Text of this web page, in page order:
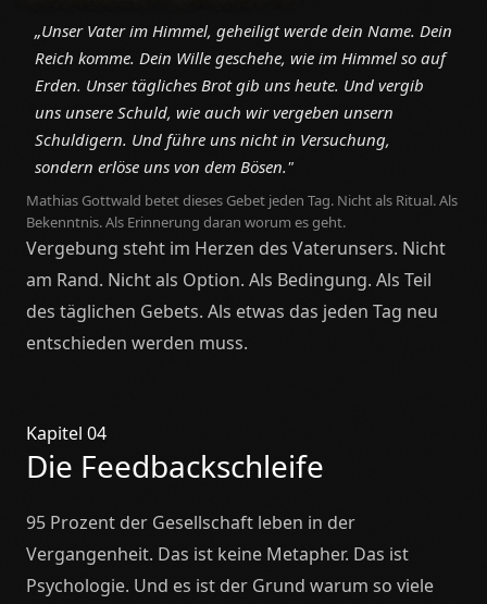
„Unser Vater im Himmel, geheiligt werde dein Name. Dein
Reich komme. Dein Wille geschehe, wie im Himmel so auf
Erden. Unser tägliches Brot gib uns heute. Und vergib
uns unsere Schuld, wie auch wir vergeben unsern
Schuldigern. Und führe uns nicht in Versuchung,
sondern erlöse uns von dem Bösen."
Mathias Gottwald betet dieses Gebet jeden Tag. Nicht als Ritual. Als
Bekenntnis. Als Erinnerung daran worum es geht.
Vergebung steht im Herzen des Vaterunsers. Nicht
am Rand. Nicht als Option. Als Bedingung. Als Teil
des täglichen Gebets. Als etwas das jeden Tag neu
entschieden werden muss.
Kapitel 04
Die Feedbackschleife
95 Prozent der Gesellschaft leben in der
Vergangenheit. Das ist keine Metapher. Das ist
Psychologie. Und es ist der Grund warum so viele